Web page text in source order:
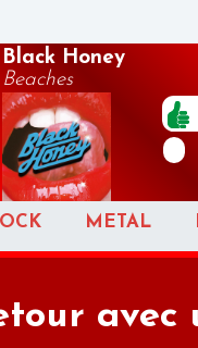
Black Honey
Beaches
METAL